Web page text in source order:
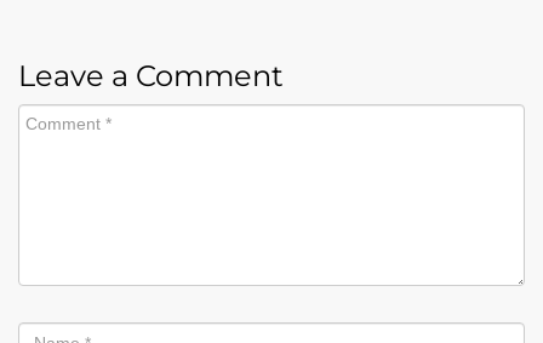
Leave a Comment